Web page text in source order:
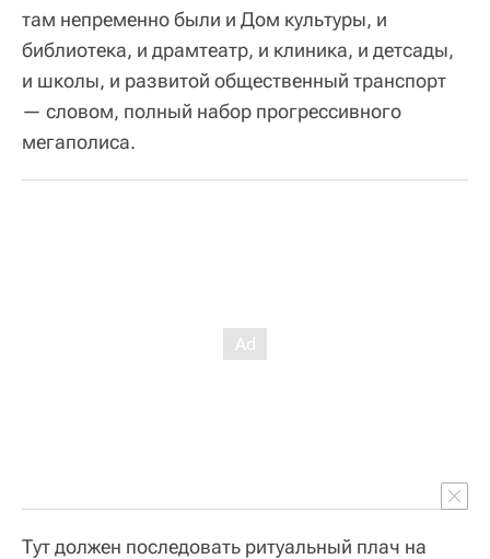
там непременно были и Дом культуры, и
библиотека, и драмтеатр, и клиника, и детсады,
и школы, и развитой общественный транспорт
— словом, полный набор прогрессивного
мегаполиса.
Тут должен последовать ритуальный плач на